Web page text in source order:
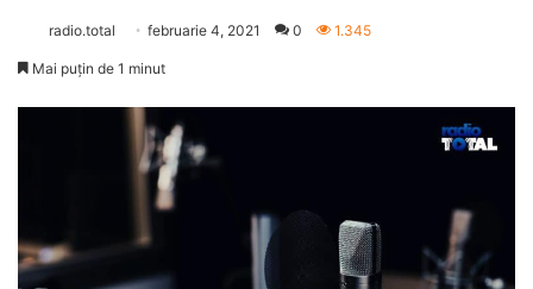
radio.total februarie 4, 2021 0 1.345
Mai puțin de 1 minut